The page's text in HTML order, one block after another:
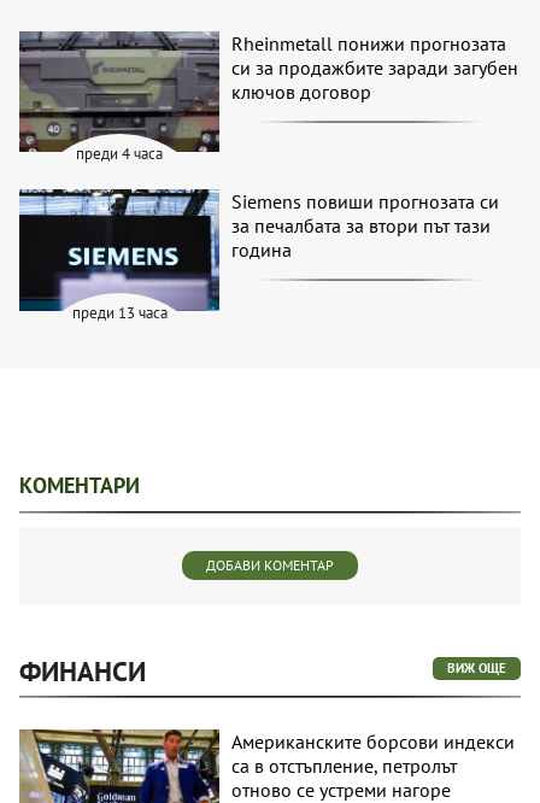
преди 4 часа
Rheinmetall понижи прогнозата
си за продажбите заради загубен
ключов договор
преди 13 часа
Siemens повиши прогнозата си
за печалбата за втори път тази
година
КОМЕНТАРИ
ДОБАВИ КОМЕНТАР
ФИНАНСИ ВИЖ ОЩЕ
Американските борсови индекси
са в отстъпление, петролът
отново се устреми нагоре